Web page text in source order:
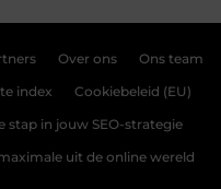
Over ons Ons team
index Cookiebeleid (EU)
stap in jouw SEO-strategie
uit de online wereld